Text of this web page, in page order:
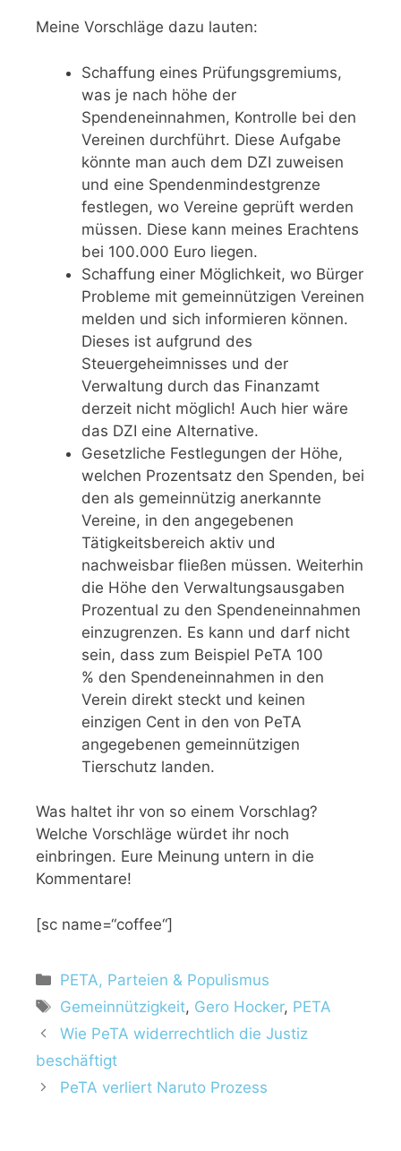
Meine Vorschläge dazu lauten:
Schaffung eines Prüfungsgremiums,
was je nach höhe der
Spendeneinnahmen, Kontrolle bei den
Vereinen durchführt. Diese Aufgabe
könnte man auch dem DZI zuweisen
und eine Spendenmindestgrenze
festlegen, wo Vereine geprüft werden
müssen. Diese kann mei­nes Er­ach­tens
bei 100.000 Euro liegen.
Schaffung einer Möglichkeit, wo Bürger
Probleme mit gemeinnützigen Vereinen
melden und sich informieren können.
Dieses ist aufgrund des
Steuergeheimnisses und der
Verwaltung durch das Finanzamt
derzeit nicht möglich! Auch hier wäre
das DZI eine Alternative.
Gesetzliche Festlegungen der Höhe,
welchen Prozentsatz den Spenden, bei
den als gemeinnützig anerkannte
Vereine, in den angegebenen
Tätigkeitsbereich aktiv und
nachweisbar fließen müssen. Weiterhin
die Höhe den Verwaltungsausgaben
Prozentual zu den Spendeneinnahmen
einzugrenzen. Es kann und darf nicht
sein, dass zum Beispiel PeTA 100
% den Spendeneinnahmen in den
Verein direkt steckt und keinen
einzigen Cent in den von PeTA
angegebenen gemeinnützigen
Tierschutz landen.
Was haltet ihr von so einem Vorschlag?
Welche Vorschläge würdet ihr noch
einbringen. Eure Meinung untern in die
Kommentare!
[sc name=“coffee“]
K
a
e
g
o
PETA, Parteien & Populismus
S
c
l
a
Gemeinnützigkeit, Gero Hocker, PETA
Wie PeTA widerrechtlich die Justiz
beschäftigt
PeTA verliert Naruto Prozess